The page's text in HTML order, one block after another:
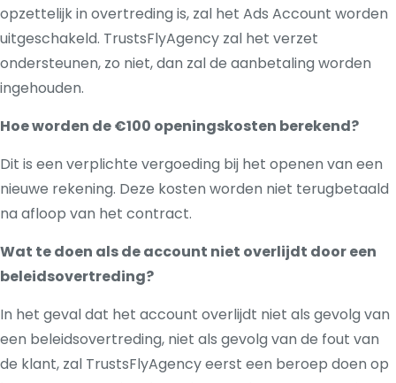
opzettelijk in overtreding is, zal het Ads Account worden
uitgeschakeld. TrustsFlyAgency zal het verzet
ondersteunen, zo niet, dan zal de aanbetaling worden
ingehouden.
Hoe worden de €100 openingskosten berekend?
Dit is een verplichte vergoeding bij het openen van een
nieuwe rekening. Deze kosten worden niet terugbetaald
na afloop van het contract.
Wat te doen als de account niet overlijdt door een
beleidsovertreding?
In het geval dat het account overlijdt niet als gevolg van
een beleidsovertreding, niet als gevolg van de fout van
de klant, zal TrustsFlyAgency eerst een beroep doen op